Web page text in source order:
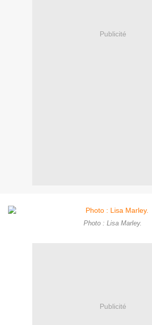
Publicité
Photo : Lisa Marley.
Publicité